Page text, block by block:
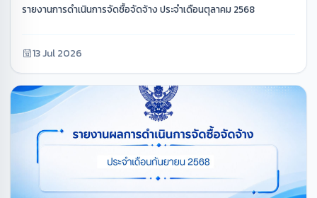
รายงานการดำเนินการจัดซื้อจัดจ้าง ประจำเดือนตุลาคม 2568
13 Jul 2026